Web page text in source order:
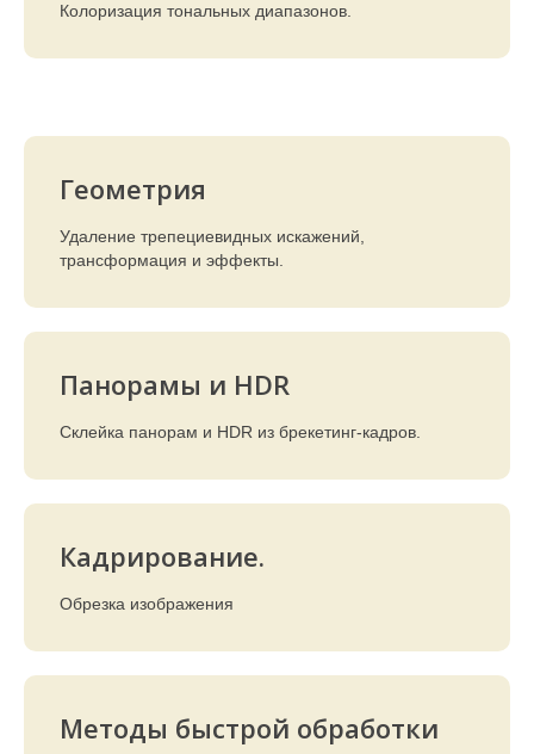
Колоризация тональных диапазонов.
Геометрия
Удаление трепециевидных искажений,
трансформация и эффекты.
Панорамы и HDR
Склейка панорам и HDR из брекетинг-кадров.
Кадрирование.
Обрезка изображения
Методы быстрой обработки